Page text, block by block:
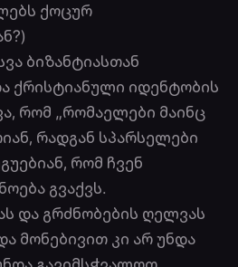
ქოცურ
ბიზანტიასთან
ქრისტიანული იდენტობის
რომ „რომაელები მაინც
რადგან სპარსელები
რომ ჩვენ
გვაქვს.
და გრძნობების ღელვას
მონებივით კი არ უნდა